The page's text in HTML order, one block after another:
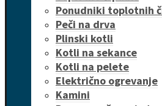
Ponudniki toplotnih
Peči na drva
Plinski kotli
Kotli na sekance
Kotli na pelete
Električno ogrevanje
Kamini